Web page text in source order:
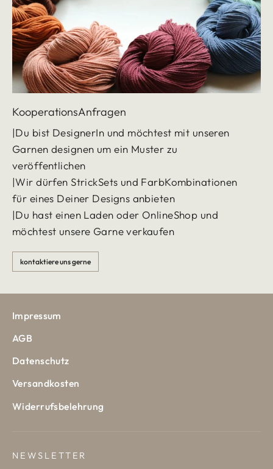
KooperationsAnfragen
|Du bist DesignerIn und möchtest mit unseren
Garnen designen um ein Muster zu
veröffentlichen
|Wir dürfen StrickSets und FarbKombinationen
für eines Deiner Designs anbieten
|Du hast einen Laden oder OnlineShop und
möchtest unsere Garne verkaufen
kontaktiere uns gerne
Impressum
AGB
Datenschutz
Versandkosten
Widerrufsbelehrung
NEWSLETTER